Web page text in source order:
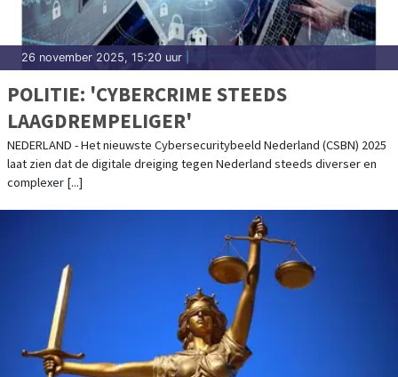
26 november 2025, 15:20 uur
POLITIE: 'CYBERCRIME STEEDS
LAAGDREMPELIGER'
NEDERLAND - Het nieuwste Cybersecuritybeeld Nederland (CSBN) 2025
laat zien dat de digitale dreiging tegen Nederland steeds diverser en
complexer [...]